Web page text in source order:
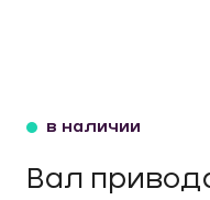
в наличии
Вал